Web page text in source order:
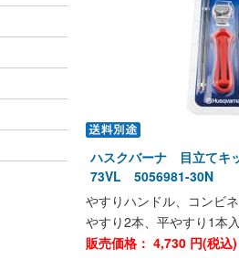
ハスクバーナ 目立てキ
73VL 5056981-30N
やすりハンドル、コンビ
やすり2本、平やすり1本
販売価格： 4,730 円(税